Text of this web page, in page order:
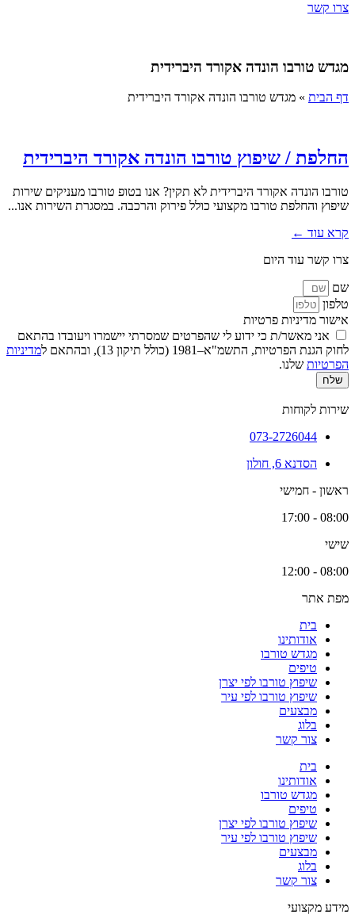
צרו קשר
מגדש טורבו הונדה אקורד היברידית
דף הבית » מגדש טורבו הונדה אקורד היברידית
החלפת / שיפוץ טורבו הונדה אקורד היברידית
טורבו הונדה אקורד היברידית לא תקין? אנו בטופ טורבו מעניקים שירות
שיפוץ והחלפת טורבו מקצועי כולל פירוק והרכבה. במסגרת השירות אנו...
קרא עוד ←
צרו קשר עוד היום
שם
טלפון
אישור מדיניות פרטיות
אני מאשר/ת כי ידוע לי שהפרטים שמסרתי יישמרו ויעובדו בהתאם
לחוק הגנת הפרטיות, התשמ"א–1981 (כולל תיקון 13), ובהתאם ל
מדיניות
הפרטיות שלנו.
שלח
שירות לקוחות
073-2726044
הסדנא 6, חולון
ראשון - חמישי
08:00 - 17:00
שישי
08:00 - 12:00
מפת אתר
בית
אודותינו
מגדש טורבו
טיפים
שיפוץ טורבו לפי יצרן
שיפוץ טורבו לפי עיר
מבצעים
בלוג
צור קשר
בית
אודותינו
מגדש טורבו
טיפים
שיפוץ טורבו לפי יצרן
שיפוץ טורבו לפי עיר
מבצעים
בלוג
צור קשר
מידע מקצועי